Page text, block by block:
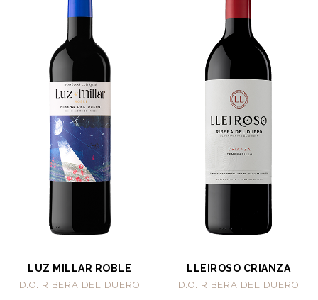
LUZ MILLAR ROBLE
D.O. RIBERA DEL DUERO
LLEIROSO CRIANZA
D.O. RIBERA DEL DUERO